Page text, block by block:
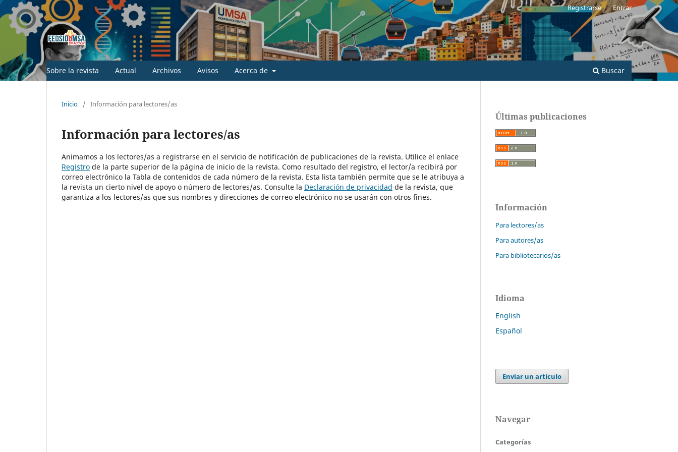
Sobre la revista Actual Archivos Avisos Acerca de Buscar
Registrarse Entrar
Inicio / Información para lectores/as
Información para lectores/as
Animamos a los lectores/as a registrarse en el servicio de notificación de publicaciones de la revista. Utilice el enlace
Registro de la parte superior de la página de inicio de la revista. Como resultado del registro, el lector/a recibirá por
correo electrónico la Tabla de contenidos de cada número de la revista. Esta lista también permite que se le atribuya a
la revista un cierto nivel de apoyo o número de lectores/as. Consulte la Declaración de privacidad de la revista, que
garantiza a los lectores/as que sus nombres y direcciones de correo electrónico no se usarán con otros fines.
Últimas publicaciones
Información
Para lectores/as
Para autores/as
Para bibliotecarios/as
Idioma
English
Español
Enviar un artículo
Navegar
Categorías